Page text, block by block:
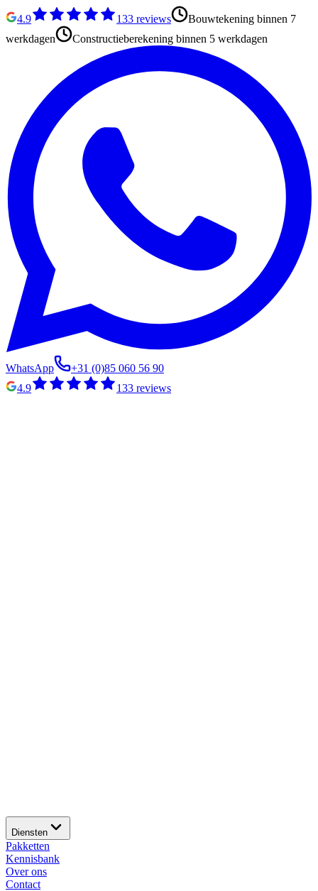
4.9 133 reviews
Bouwtekening binnen 7
werkdagen
Constructieberekening binnen 5 werkdagen
WhatsApp
+31 (0)85 060 56 90
4.9
133 reviews
Diensten
Pakketten
Kennisbank
Over ons
Contact